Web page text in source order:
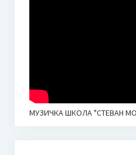
МУЗИЧКА ШКОЛА "СТЕВАН